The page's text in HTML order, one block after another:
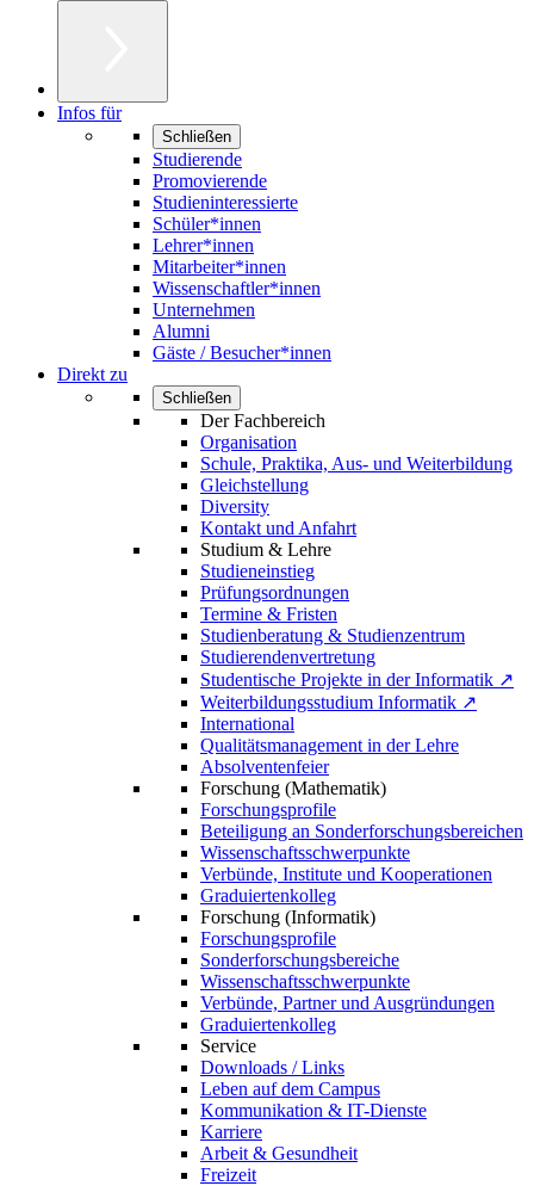
Infos für
Schließen
Studierende
Promovierende
Studieninteressierte
Schüler*innen
Lehrer*innen
Mitarbeiter*innen
Wissenschaftler*innen
Unternehmen
Alumni
Gäste / Besucher*innen
Direkt zu
Schließen
Der Fachbereich
Organisation
Schule, Praktika, Aus- und Weiterbildung
Gleichstellung
Diversity
Kontakt und Anfahrt
Studium & Lehre
Studieneinstieg
Prüfungsordnungen
Termine & Fristen
Studienberatung & Studienzentrum
Studierendenvertretung
Studentische Projekte in der Informatik ↗
Weiterbildungsstudium Informatik ↗
International
Qualitätsmanagement in der Lehre
Absolventenfeier
Forschung (Mathematik)
Forschungsprofile
Beteiligung an Sonderforschungsbereichen
Wissenschaftsschwerpunkte
Verbünde, Institute und Kooperationen
Graduiertenkolleg
Forschung (Informatik)
Forschungsprofile
Sonderforschungsbereiche
Wissenschaftsschwerpunkte
Verbünde, Partner und Ausgründungen
Graduiertenkolleg
Service
Downloads / Links
Leben auf dem Campus
Kommunikation & IT-Dienste
Karriere
Arbeit & Gesundheit
Freizeit